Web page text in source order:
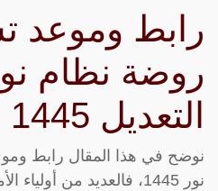
رابط وموعد
روضة نظام
التعديل 1445
نوضح في هذا المقال رابط
نور 1445، فالعديد من